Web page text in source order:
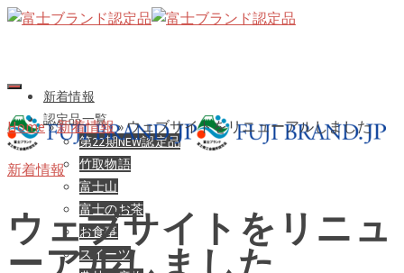
新着情報
認定品一覧
第22期NEW認定品
竹取物語
富士山
富士のお茶
お食事
スイーツ
Home»新着情報»ウェブサイトをリニューアルしました
新着情報
ウェブサイトをリニュ
ーアルしました